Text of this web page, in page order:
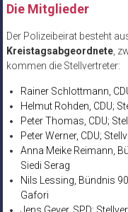
Die Mitglieder
Der Polizeibeirat besteht
Kreistagsabgeordnete,
kommen die Stellvertreter:
Rainer Schlottmann,
Helmut Rohden, CDU;
Peter Thomas, CDU;
Peter Werner, CDU;
Anna Meike Reimann,
Siedi Serag
Nils Lessing, Bündnis
Gafori
Jens Geyer, SPD;